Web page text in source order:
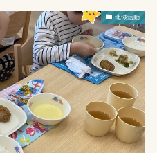
地域活動